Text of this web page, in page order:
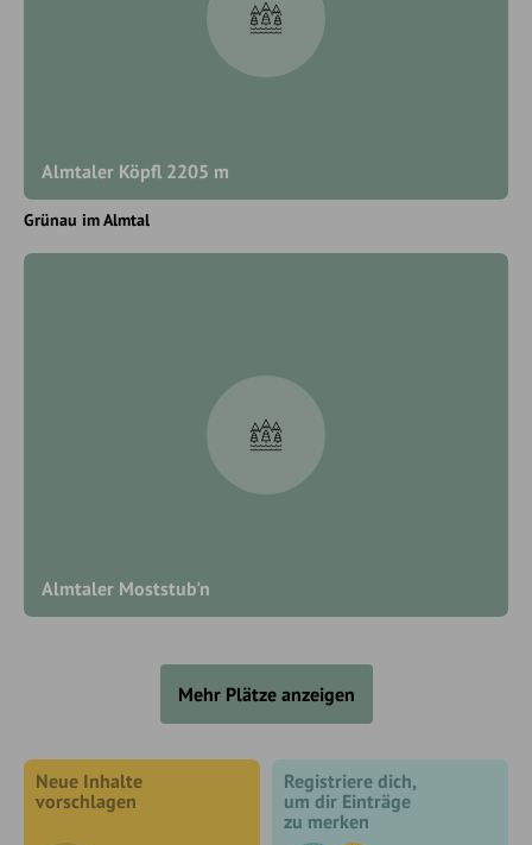
Almtaler Köpfl 2205 m
Grünau im Almtal
Almtaler Moststub'n
Mehr Plätze anzeigen
Neue Inhalte
vorschlagen
Registriere dich,
um dir Einträge
zu merken